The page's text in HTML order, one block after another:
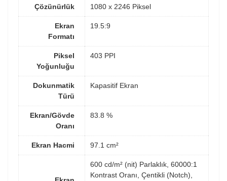
Çözünürlük 1080 x 2246 Piksel
Ekran
Formatı
19.5:9
Piksel
Yoğunluğu
403 PPI
Dokunmatik
Türü
Kapasitif Ekran
Ekran/Gövde
Oranı
83.8 %
Ekran Hacmi 97.1 cm²
600 cd/m² (nit) Parlaklık, 60000:1
Kontrast Oranı, Çentikli (Notch),